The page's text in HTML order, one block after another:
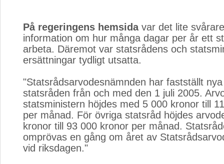
På regeringens hemsidavar det lite
information om hur många dagar per år ett
arbeta. Däremot var statsrådens och
ersättningar tydligt utsatta.
"Statsrådsarvodesnämnden har fastställt
statsråden från och med den 1 juli 2005.
statsministern höjdes med 5 000 kronor till
per månad. För övriga statsråd höjdes
kronor till 93 000 kronor per månad.
omprövas en gång om året av
vid riksdagen."